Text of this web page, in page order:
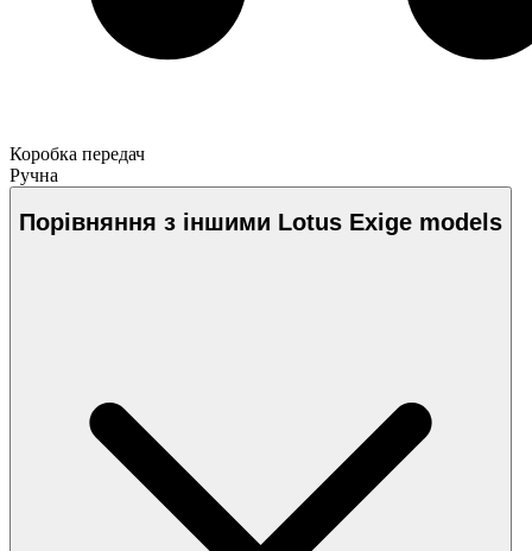
Коробка передач
Ручна
Порівняння з іншими Lotus Exige models